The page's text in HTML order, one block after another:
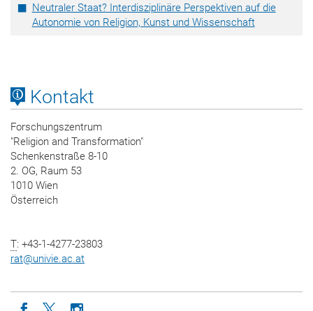
Neutraler Staat? Interdisziplinäre Perspektiven auf die
Autonomie von Religion, Kunst und Wissenschaft
Kontakt
Forschungszentrum
"Religion and Transformation"
Schenkenstraße 8-10
2. OG, Raum 53
1010 Wien
Österreich
T: +43-1-4277-23803
rat@univie.ac.at